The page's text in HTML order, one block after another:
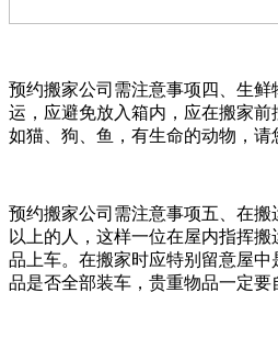
预约搬家公司需注意事项四、生
运，应避免放入箱内，应在搬家前
如猫、狗、鱼，有生命的动物，请
预约搬家公司需注意事项五、在
以上的人，这样一位在屋内指挥
品上车。在搬家时应特别留意屋
品是否全部装车，贵重物品一定要